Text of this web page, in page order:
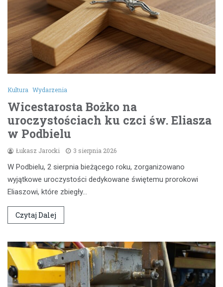
Kultura Wydarzenia
Wicestarosta Bożko na
uroczystościach ku czci św. Eliasza
w Podbielu
Łukasz Jarocki 3 sierpnia 2026
W Podbielu, 2 sierpnia bieżącego roku, zorganizowano
wyjątkowe uroczystości dedykowane świętemu prorokowi
Eliaszowi, które zbiegły…
Czytaj Dalej